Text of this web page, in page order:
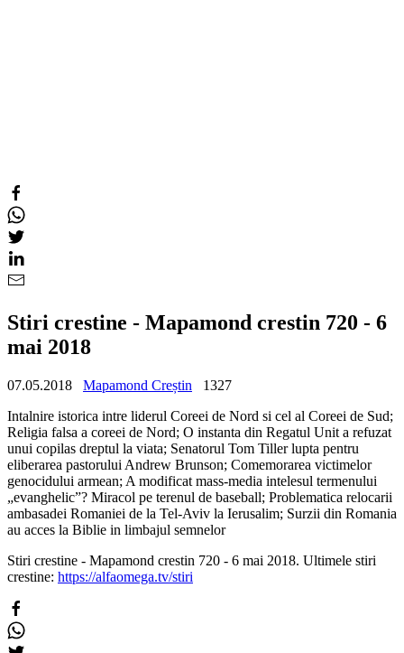
Stiri crestine - Mapamond crestin 720 - 6
mai 2018
07.05.2018 Mapamond Creștin
1327
Intalnire istorica intre liderul Coreei de Nord si cel al Coreei de Sud;
Religia falsa a coreei de Nord; O instanta din Regatul Unit a refuzat
unui copilas dreptul la viata; Senatorul Tom Tiller lupta pentru
eliberarea pastorului Andrew Brunson; Comemorarea victimelor
genocidului armean; A modificat mass-media intelesul termenului
„evanghelic”? Miracol pe terenul de baseball; Problematica relocarii
ambasadei Romaniei de la Tel-Aviv la Ierusalim; Surzii din Romania
au acces la Biblie in limbajul semnelor
Stiri crestine - Mapamond crestin 720 - 6 mai 2018. Ultimele stiri
crestine: https://alfaomega.tv/stiri